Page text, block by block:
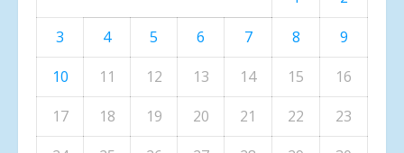
3
4 5 6 7 8
9
10
11 12 13 14 15
16
17
18 19 20 21 22
23